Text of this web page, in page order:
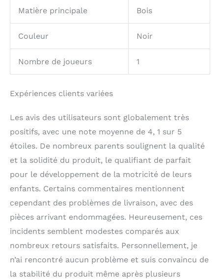
Matière principale Bois
Couleur Noir
Nombre de joueurs 1
Expériences clients variées
Les avis des utilisateurs sont globalement très
positifs, avec une note moyenne de 4, 1 sur 5
étoiles. De nombreux parents soulignent la qualité
et la solidité du produit, le qualifiant de parfait
pour le développement de la motricité de leurs
enfants. Certains commentaires mentionnent
cependant des problèmes de livraison, avec des
pièces arrivant endommagées. Heureusement, ces
incidents semblent modestes comparés aux
nombreux retours satisfaits. Personnellement, je
n’ai rencontré aucun problème et suis convaincu de
la stabilité du produit même après plusieurs